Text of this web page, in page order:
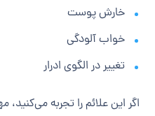
خارش پوست
خواب آلودگی
تغییر در الگوی ادرار
اگر این علائم را تجربه